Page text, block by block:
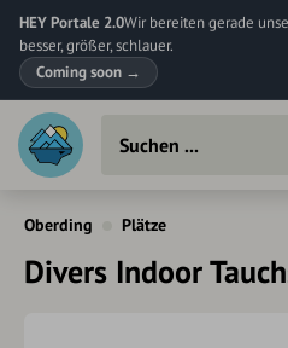
HEY Portale 2.0Wir bereiten gerade
besser, größer, schlauer.
Coming soon →
Oberding Plätze
Divers Indoor